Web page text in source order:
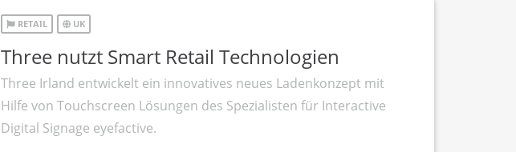
RETAIL UK
Three nutzt Smart Retail Technologien
Three Irland entwickelt ein innovatives neues Ladenkonzept mit
Hilfe von Touchscreen Lösungen des Spezialisten für Interactive
Digital Signage eyefactive.